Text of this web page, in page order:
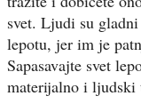
svet. Ljudi su
lepotu, jer im je
Sapasavajte svet
materijalno i ljudski